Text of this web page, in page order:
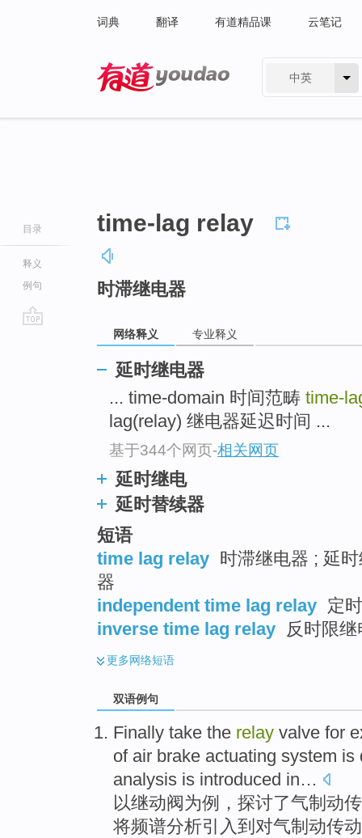
词典 翻译 有道精品课 云笔记
中英
目录
释义
例句
time-lag relay
时滞继电器
网络释义 专业释义
延时继电器
... time-domain 时间范畴 time-
lag(relay) 继电器延迟时间 ...
基于344个网页-相关网页
延时继电
延时替续器
短语
time lag relay 时滞继电器 ; 延
器
independent time lag relay 定
inverse time lag relay 反时限继
更多网络短语
双语例句
Finally take the relay valve for
of air brake actuating system is
analysis is introduced in…
以继动阀为例 ， 探讨了气制动
将频谱分析引入到对气制动传